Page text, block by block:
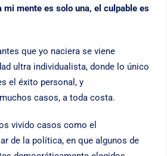
mi mente es solo una, el culpable es
que yo naciera se viene
ultra individualista, donde lo único
el éxito personal, y
casos, a toda costa.
vivido casos como el
de la política, en que algunos de